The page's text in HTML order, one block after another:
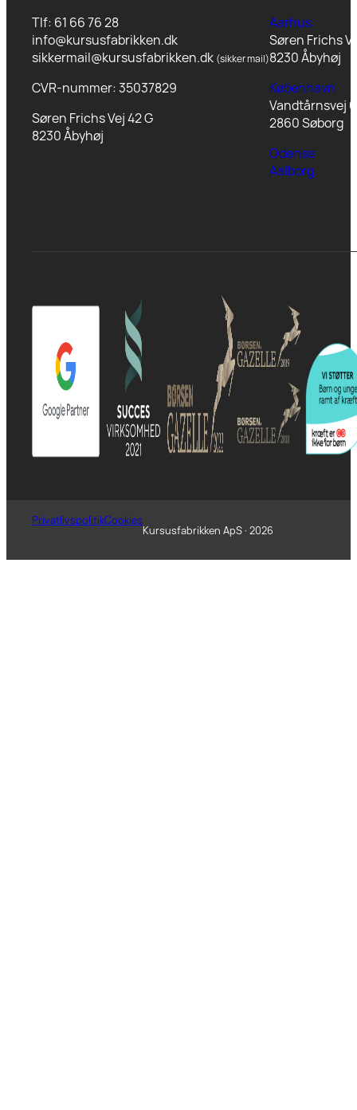
Tlf: 61 66 76 28
info@kursusfabrikken.dk
sikkermail@kursusfabrikken.dk (sikker mail)
CVR-nummer: 35037829
Søren Frichs Vej 42 G
8230 Åbyhøj
Aarhus
Søren Frichs
8230 Åbyhøj
København
Vandtårnsvej
2860 Søborg
Odense
Aalborg
PrivatlivspolitikCookies
Kursusfabrikken ApS · 2026